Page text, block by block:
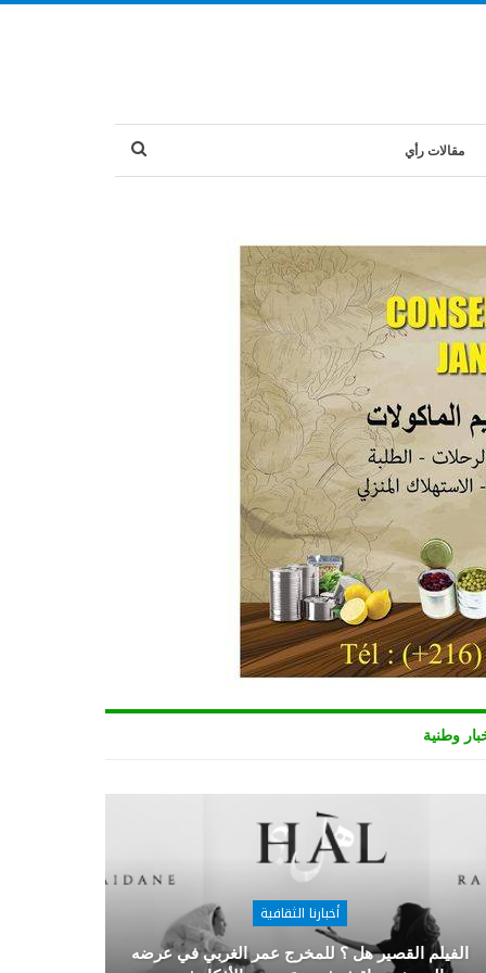
مقالات رأي
وطنية
أخبارنا الثقافية
الفيلم القصير هل ؟ للمخرج عمر الغربي في عرضه